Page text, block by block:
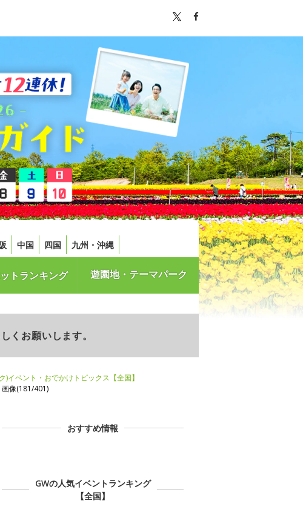
中国 四国 九州・沖縄
トランキング 遊園地・テーマパーク
くお願いします。
)イベント・おでかけトピックス【全国】
画像(181/401)
おすすめ情報
GWの人気イベントランキング
【全国】